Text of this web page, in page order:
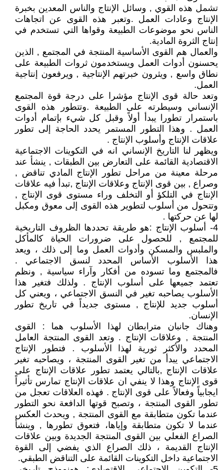
تشمل هذه القوي , وسائل الإنتاج والناس المعدين بخبرة
الإنتاج وعادات العمل .وتعبر هذه القوى عن اتجاهات
الناس نحو موضوعات الطبيعة وقواها التي تستخدم في
إنتاج الثروة المادية.
والعمال هم القوى الأساسية المنتجة في المجتمع , الذين
يحسنون أدوات العمل ويستخدمون ثروات الطبيعة على
نطاق واسع , ويثرون خبرتهم الإنتاجية , ويرفعون إنتاجية
العمل.
وتعد حالة قوى الإنتاج مؤشرا على درجة قوة المجتمع
الإنساني وسيطرته على الطبيعة .وتتطور هذه القوى
باستمرار تطورا يبدأ أولاً وقبل كل شيء بإتمام أدوات
العمل . وهذا التطور المستمر يحدد الحاجة إلى تطور
علاقات الإنتاج وأسلوب الإنتاج .
ويظهر لنا التاريخ الإنساني انه في التكوينات الاجتماعية
الاقتصادية القائمة على التعارض بين الطبقات , ينشأ عند
مرحلة معينة من مراحل تطور الإنتاج المادي تناقض ,
وصراع , بين قوى الإنتاج وعلاقات الإنتاج ,تبدأ فيه علاقات
الإنتاج في التلكؤ أو التخلف وراء مستوى قوى الإنتاج ,
وتتحول من أسلوب لتطوير هذه القوى إلى معوق ومكبل
لها عن حركتها .
4- أسلوب الإنتاج :هو طريقة تحددها الظروف التاريخية
للمجتمع , للحصول على ضرورات الحياة كالمأكل
والملبس والمسكن وأدوات العمل وما إلى ذلك ، ويعد
هذا الأسلوب الأساس المحدد لنسق الاجتماعي .
فالمجتمع وما تسوده من أفكار وآراء سياسية , ونظم
تعتمد جميعها على أسلوب الإنتاج . ولذلك فتغير هذا
الأسلوب يصاحبه تغير في النسق الاجتماعي ، ويعني كل
أسلوب جديد للإنتاج , مستوى جديداً في تاريخ تطور
الإنسان.
وهناك جانبان مترابطان لهذا الأسلوب هما : القوى
المنتجة , وعلاقات الإنتاج . وتعد القوى المنتجة العامل
المحدد والأكثر ثورية لهذا الأسلوب . فتطور الإنتاج
الاجتماعي يبدأ من تغير القوى المنتجة ، ويصاحبه تغير
علاقات الإنتاج ,بالتالي يعتمد تطور علاقات الإنتاج على
قوى الإنتاج وهذا لا ينفي ان علاقات الإنتاج تمارس تأثيراً
ايجابياً وفعالاً على قوى الإنتاج . فهذه العلاقات تعجل من
تطور القوى المنتجة ، وتصبح قوتها الدافعة نحو التطور
عندما تكون متطابقة مع القوى المنتجة , ويحدث العكس
عندما لا تكون متطابقة وإياها، فتعوق تطورها , وينشأ
الصراع الفعلي بين القوى المنتجة الجديدة وبين علاقات
الإنتاج القديمة ، ذلك الصراع الذي يفضي إلى القوة
الاجتماعية داخل التكوينات القائمة على التناقض الطبقي.